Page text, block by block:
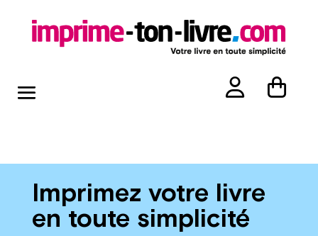
Imprimez votre livre
en toute simplicité